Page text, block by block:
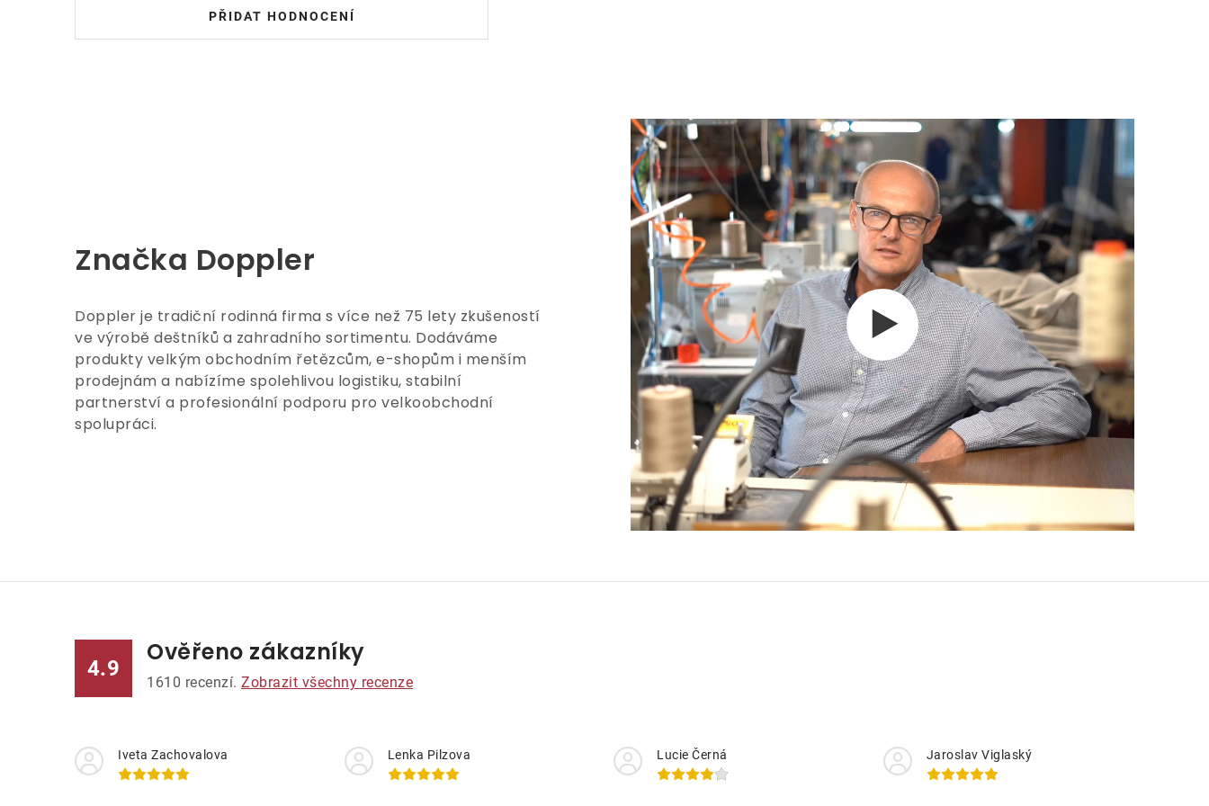
PŘIDAT HODNOCENÍ
Značka Doppler
Doppler je tradiční rodinná firma s více než 75 lety zkušeností
ve výrobě deštníků a zahradního sortimentu. Dodáváme
produkty velkým obchodním řetězcům, e-shopům i menším
prodejnám a nabízíme spolehlivou logistiku, stabilní
partnerství a profesionální podporu pro velkoobchodní
spolupráci.
4.9
Ověřeno zákazníky
1610 recenzí. Zobrazit všechny recenze
Iveta Zachovalova Lenka Pilzova Lucie Černá Jaroslav Viglaský